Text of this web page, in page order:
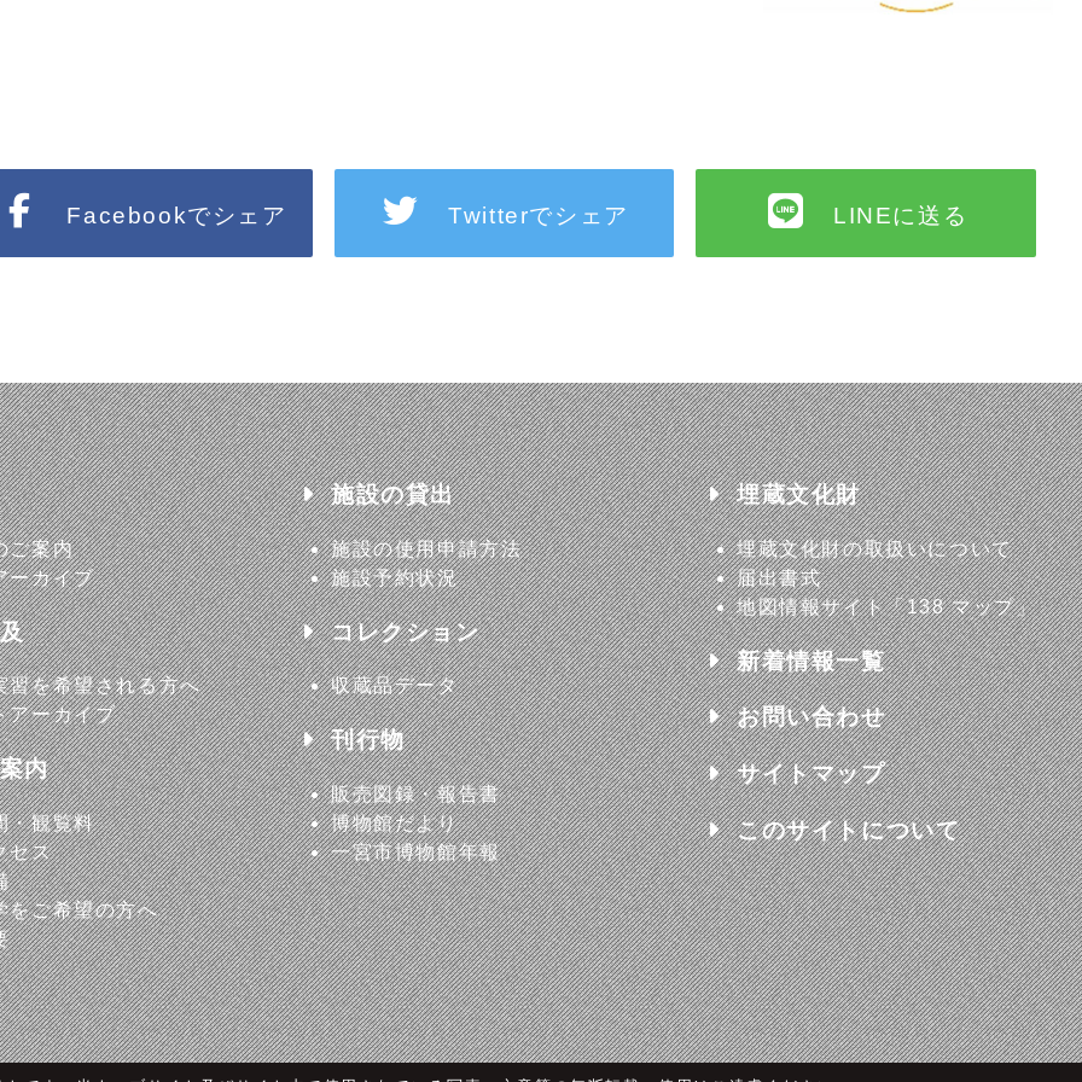
Facebookでシェア Twitterでシェア LINEに送る
ご案内
ーカイブ
習を希望される方へ
アーカイブ
内
・観覧料
セス
をご希望の方へ
施設の貸出
施設の使用申請方法
施設予約状況
コレクション
収蔵品データ
刊行物
販売図録・報告書
博物館だより
一宮市博物館年報
埋蔵文化財
埋蔵文化財の取扱いについて
届出書式
地図情報サイト「138 マップ」
新着情報一覧
お問い合わせ
サイトマップ
このサイトについて